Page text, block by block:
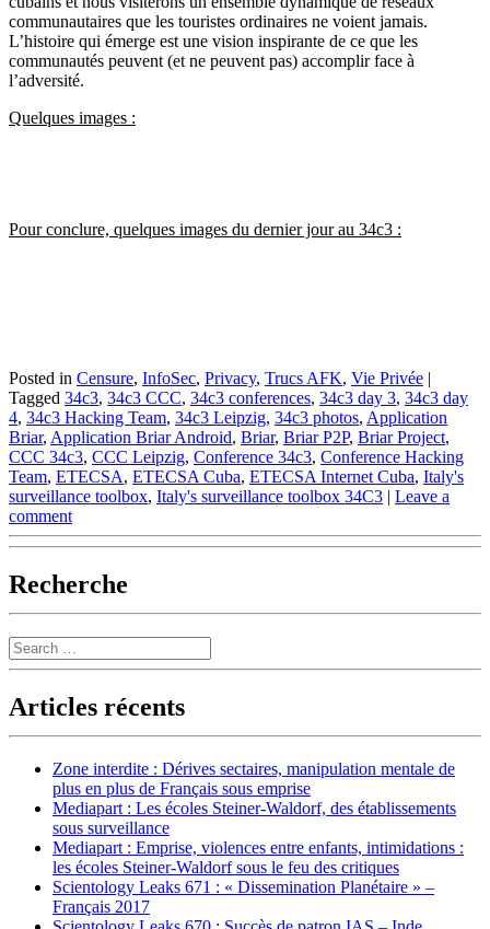
communautaires que les touristes ordinaires ne voient jamais.
L’histoire qui émerge est une vision inspirante de ce que les
communautés peuvent (et ne peuvent pas) accomplir face à
l’adversité.
Quelques images :
Pour conclure, quelques images du dernier jour au 34c3 :
Posted in Censure, InfoSec, Privacy, Trucs AFK, Vie Privée |
Tagged 34c3, 34c3 CCC, 34c3 conferences, 34c3 day 3, 34c3 day
4, 34c3 Hacking Team, 34c3 Leipzig, 34c3 photos, Application
Briar, Application Briar Android, Briar, Briar P2P, Briar Project,
CCC 34c3, CCC Leipzig, Conference 34c3, Conference Hacking
Team, ETECSA, ETECSA Cuba, ETECSA Internet Cuba, Italy's
surveillance toolbox, Italy's surveillance toolbox 34C3 | Leave a
comment
Recherche
Search
Articles récents
Zone interdite : Dérives sectaires, manipulation mentale de
plus en plus de Français sous emprise
Mediapart : Les écoles Steiner-Waldorf, des établissements
sous surveillance
Mediapart : Emprise, violences entre enfants, intimidations :
les écoles Steiner-Waldorf sous le feu des critiques
Scientology Leaks 671 : « Dissemination Planétaire » –
Français 2017